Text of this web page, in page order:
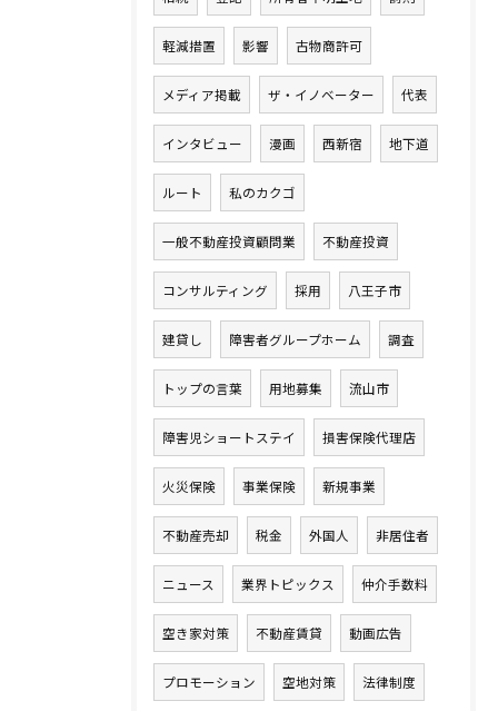
軽減措置 影響 古物商許可
メディア掲載 ザ・イノベーター 代表
インタビュー 漫画 西新宿 地下道
ルート 私のカクゴ
一般不動産投資顧問業 不動産投資
コンサルティング 採用 八王子市
建貸し 障害者グループホーム 調査
トップの言葉 用地募集 流山市
障害児ショートステイ 損害保険代理店
火災保険 事業保険 新規事業
不動産売却 税金 外国人 非居住者
ニュース 業界トピックス 仲介手数料
空き家対策 不動産賃貸 動画広告
プロモーション 空地対策 法律制度